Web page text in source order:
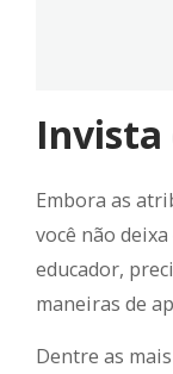
Invista
Embora as
você não
educador,
maneiras de
Dentre as